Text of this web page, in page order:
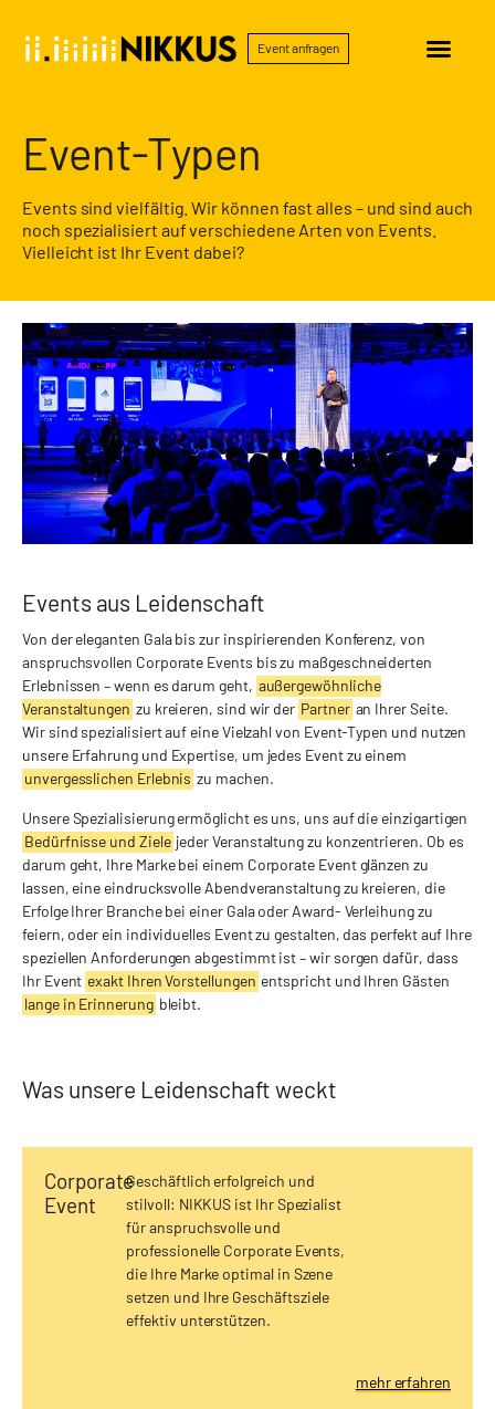
Event anfragen
Event-Typen
Events sind vielfältig. Wir können fast alles – und sind auch
noch spezialisiert auf verschiedene Arten von Events.
Vielleicht ist Ihr Event dabei?
Events aus Leidenschaft
Von der eleganten Gala bis zur inspirierenden Konferenz, von
anspruchsvollen Corporate Events bis zu maßgeschneiderten
Erlebnissen – wenn es darum geht, außergewöhnliche
Veranstaltungen zu kreieren, sind wir der Partner an Ihrer Seite.
Wir sind spezialisiert auf eine Vielzahl von Event-Typen und nutzen
unsere Erfahrung und Expertise, um jedes Event zu einem
unvergesslichen Erlebnis zu machen.
Unsere Spezialisierung ermöglicht es uns, uns auf die einzigartigen
Bedürfnisse und Ziele jeder Veranstaltung zu konzentrieren. Ob es
darum geht, Ihre Marke bei einem Corporate Event glänzen zu
lassen, eine eindrucksvolle Abendveranstaltung zu kreieren, die
Erfolge Ihrer Branche bei einer Gala oder Award- Verleihung zu
feiern, oder ein individuelles Event zu gestalten, das perfekt auf Ihre
speziellen Anforderungen abgestimmt ist – wir sorgen dafür, dass
Ihr Event exakt Ihren Vorstellungen entspricht und Ihren Gästen
lange in Erinnerung bleibt.
Was unsere Leidenschaft weckt
Corporate
Event
Geschäftlich erfolgreich und
stilvoll: NIKKUS ist Ihr Spezialist
für anspruchsvolle und
professionelle Corporate Events,
die Ihre Marke optimal in Szene
setzen und Ihre Geschäftsziele
effektiv unterstützen.
mehr erfahren